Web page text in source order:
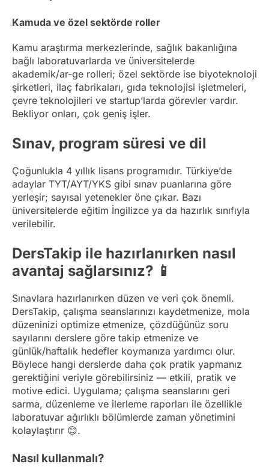
Kamuda ve özel sektörde roller
Kamu araştırma merkezlerinde, sağlık bakanlığına
bağlı laboratuvarlarda ve üniversitelerde
akademik/ar-ge rolleri; özel sektörde ise biyoteknoloji
şirketleri, ilaç fabrikaları, gıda teknolojisi işletmeleri,
çevre teknolojileri ve startup’larda görevler vardır.
Bekliyor onları, çok geniş işler.
Sınav, program süresi ve dil
Çoğunlukla 4 yıllık lisans programıdır. Türkiye’de
adaylar TYT/AYT/YKS gibi sınav puanlarına göre
yerleşir; sayısal yetenekler öne çıkar. Bazı
üniversitelerde eğitim İngilizce ya da hazırlık sınıfıyla
verilebilir.
DersTakip ile hazırlanırken nasıl
avantaj sağlarsınız? 📱
Sınavlara hazırlanırken düzen ve veri çok önemli.
DersTakip, çalışma seanslarınızı kaydetmenize, mola
düzeninizi optimize etmenize, çözdüğünüz soru
sayılarını derslere göre takip etmenize ve
günlük/haftalık hedefler koymanıza yardımcı olur.
Böylece hangi derslerde daha çok pratik yapmanız
gerektiğini veriyle görebilirsiniz — etkili, pratik ve
motive edici. Uygulama; çalışma seanslarını geri
sarma, düzenleme ve ilerleme raporları ile özellikle
laboratuvar ağırlıklı bölümlerde zaman yönetimini
kolaylaştırır 😊.
Nasıl kullanmalı?